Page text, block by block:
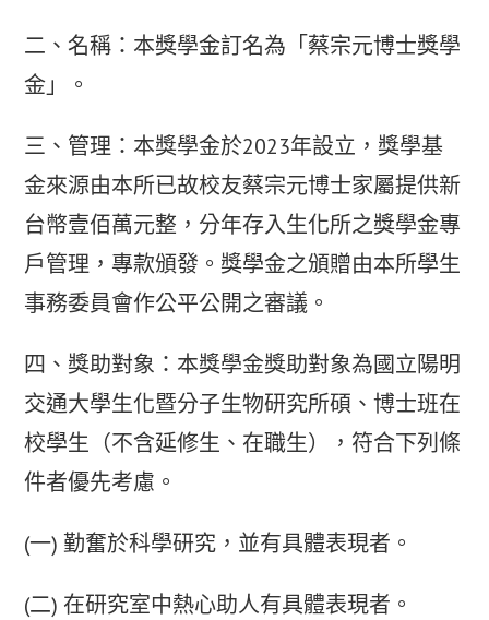
二、名稱：本獎學金訂名為「蔡宗元博士獎學
金」。
三、管理：本獎學金於2023年設立，獎學基
金來源由本所已故校友蔡宗元博士家屬提供新
台幣壹佰萬元整，分年存入生化所之獎學金專
戶管理，專款頒發。獎學金之頒贈由本所學生
事務委員會作公平公開之審議。
四、獎助對象：本獎學金獎助對象為國立陽明
交通大學生化暨分子生物研究所碩、博士班在
校學生（不含延修生、在職生），符合下列條
件者優先考慮。
(一) 勤奮於科學研究，並有具體表現者。
(二) 在研究室中熱心助人有具體表現者。